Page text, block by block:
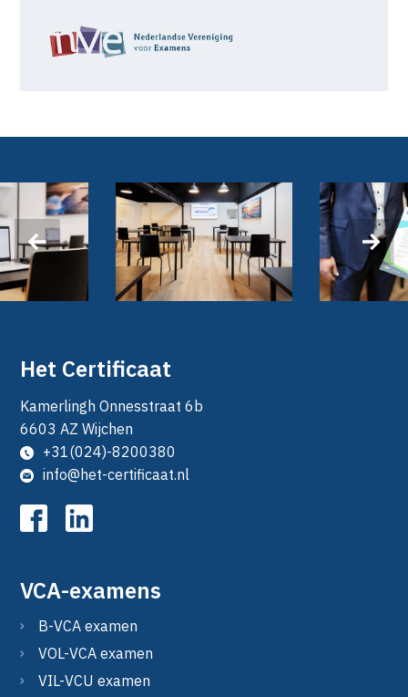
‹ ›
Het Certificaat
Kamerlingh Onnesstraat 6b
6603 AZ Wijchen
+31(024)-8200380
info@het-certificaat.nl
VCA-examens
B-VCA examen
VOL-VCA examen
VIL-VCU examen